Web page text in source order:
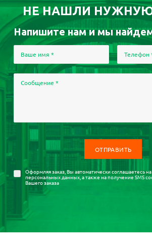
НЕ НАШЛИ НУЖНУЮ
Напишите нам и мы
Ваше имя * Телефон
Сообщение *
Оформляя заказ, Вы автоматически соглашаетесь на
персональных данных, а также на получение SMS
Вашего заказа